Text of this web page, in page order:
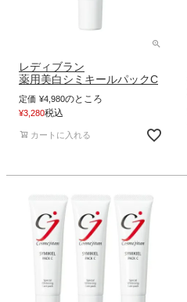
レディブラン
薬用美白シミキールパックC
定価 ¥4,980のところ
¥3,280税込
カートに入れる